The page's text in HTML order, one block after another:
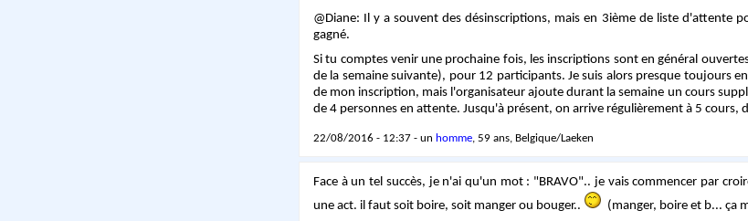
@Diane: Il y a souvent des désinscriptions, mais en 3ième de liste d'attente
gagné.
Si tu comptes venir une prochaine fois, les inscriptions sont en général
de la semaine suivante), pour 12 participants. Je suis alors presque toujours
de mon inscription, mais l'organisateur ajoute durant la semaine un cours
de 4 personnes en attente. Jusqu'à présent, on arrive régulièrement à 5 cours,
22/08/2016 - 12:37 - un homme, 59 ans, Belgique/Laeken
Face à un tel succès, je n'ai qu'un mot : "BRAVO".. je vais commencer par
une act. il faut soit boire, soit manger ou bouger..
(manger, boire et b... ça